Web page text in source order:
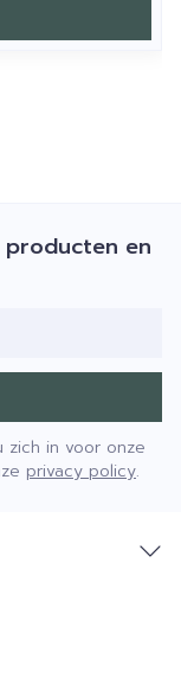
en
zich in voor onze
privacy policy.